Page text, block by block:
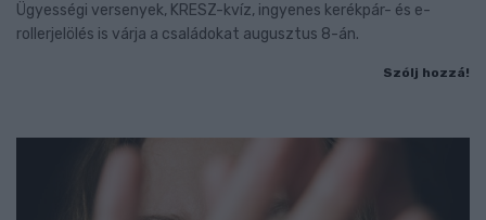
Ügyességi versenyek, KRESZ-kvíz, ingyenes kerékpár- és e-
rollerjelölés is várja a családokat augusztus 8-án.
Szólj hozzá!